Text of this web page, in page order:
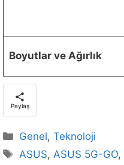
Boyutlar ve Ağırlık
Paylaş
Kategoriler
Genel,Teknoloji
Etiketler
ASUS, ASUS 5G-GO,